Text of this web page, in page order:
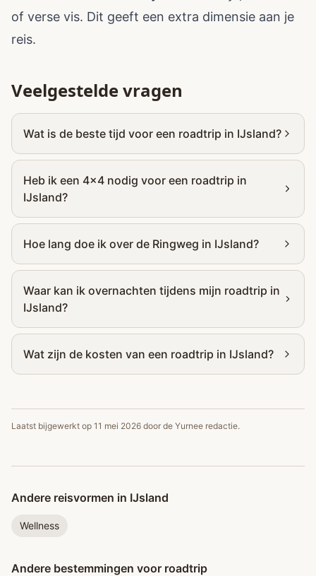
of verse vis. Dit geeft een extra dimensie aan je
reis.
Veelgestelde vragen
Wat is de beste tijd voor een roadtrip in IJsland?
Heb ik een 4x4 nodig voor een roadtrip in
IJsland?
Hoe lang doe ik over de Ringweg in IJsland?
Waar kan ik overnachten tijdens mijn roadtrip in
IJsland?
Wat zijn de kosten van een roadtrip in IJsland?
Laatst bijgewerkt op 11 mei 2026 door de Yurnee redactie.
Andere reisvormen in IJsland
Wellness
Andere bestemmingen voor roadtrip